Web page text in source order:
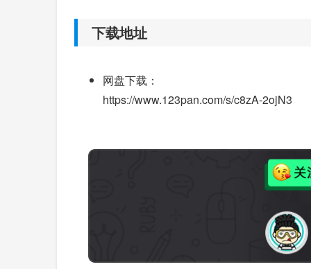
下载地址
网盘下载：
https://www.123pan.com/s/c8zA-2ojN3